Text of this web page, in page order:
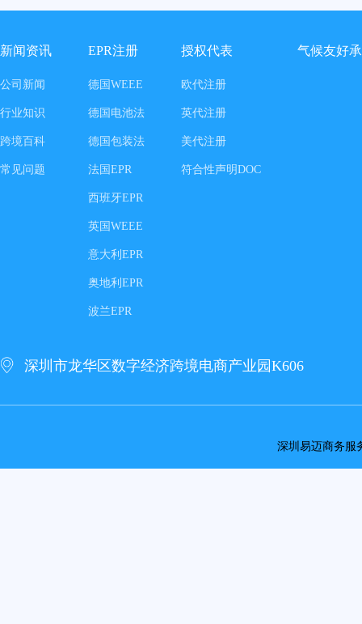
新闻资讯
公司新闻
行业知识
跨境百科
常见问题
EPR注册
德国WEEE
德国电池法
德国包装法
法国EPR
西班牙EPR
英国WEEE
意大利EPR
奥地利EPR
波兰EPR
授权代表
欧代注册
英代注册
美代注册
符合性声明DOC
气候友好
深圳市龙华区数字经济跨境电商产业园K606
深圳易迈商务服